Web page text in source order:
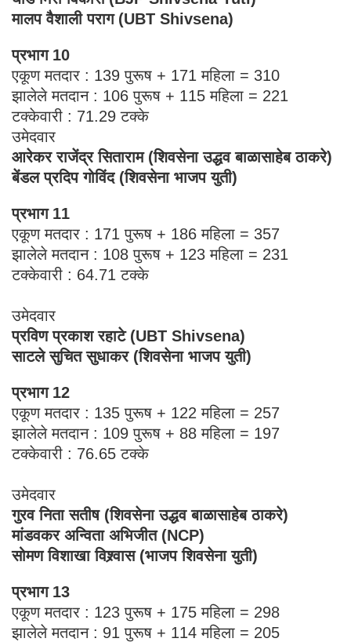
मालप वैशाली पराग (UBT Shivsena)
प्रभाग 10
एकूण मतदार : 139 पुरूष + 171 महिला = 310
झालेले मतदान : 106 पुरूष + 115 महिला = 221
टक्केवारी : 71.29 टक्के
उमेदवार
आरेकर राजेंद्र सिताराम (शिवसेना उद्धव बाळासाहेब ठाकरे)
बेंडल प्रदिप गोविंद (शिवसेना भाजप युती)
प्रभाग 11
एकूण मतदार : 171 पुरूष + 186 महिला = 357
झालेले मतदान : 108 पुरूष + 123 महिला = 231
टक्केवारी : 64.71 टक्के
उमेदवार
प्रविण प्रकाश रहाटे (UBT Shivsena)
साटले सुचित सुधाकर (शिवसेना भाजप युती)
प्रभाग 12
एकूण मतदार : 135 पुरूष + 122 महिला = 257
झालेले मतदान : 109 पुरूष + 88 महिला = 197
टक्केवारी : 76.65 टक्के
उमेदवार
गुरव निता सतीष (शिवसेना उद्धव बाळासाहेब ठाकरे)
मांडवकर अन्विता अभिजीत (NCP)
सोमण विशाखा विश्र्वास (भाजप शिवसेना युती)
प्रभाग 13
एकूण मतदार : 123 पुरूष + 175 महिला = 298
झालेले मतदान : 91 पुरूष + 114 महिला = 205